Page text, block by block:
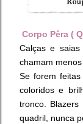
Corpo Pêra (
Calças e
chamam
Se forem
coloridos e
tronco.
quadril, nunca